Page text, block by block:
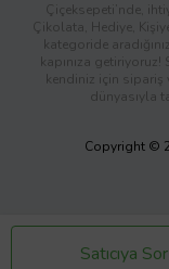
Satıcıya Sor
Çiçeksepeti’nde,
Çikolata, Hediye,
kategoride
kapınıza
kendiniz için sipariş
dünyasıyla
Copyright ©